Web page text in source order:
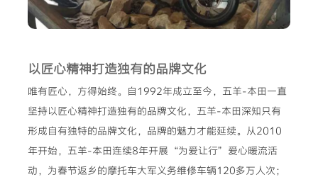
以匠心精神打造独有的品牌文化
唯有匠心，方得始终。自1992年成立至今，五羊-本田一直
坚持以匠心精神打造独有的品牌文化，五羊-本田深知只有
形成自有独特的品牌文化，品牌的魅力才能延续。从2010
年开始，五羊-本田连续8年开展“为爱让行”爱心暖流活
动，为春节返乡的摩托车大军义务维修车辆120多万人次；